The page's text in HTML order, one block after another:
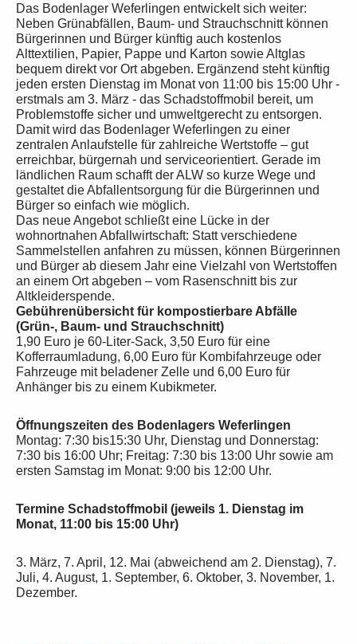
Das Bodenlager Weferlingen entwickelt sich weiter:
Neben Grünabfällen, Baum- und Strauchschnitt können
Bürgerinnen und Bürger künftig auch kostenlos
Alttextilien, Papier, Pappe und Karton sowie Altglas
bequem direkt vor Ort abgeben. Ergänzend steht künftig
jeden ersten Dienstag im Monat von 11:00 bis 15:00 Uhr -
erstmals am 3. März - das Schadstoffmobil bereit, um
Problemstoffe sicher und umweltgerecht zu entsorgen.
Damit wird das Bodenlager Weferlingen zu einer
zentralen Anlaufstelle für zahlreiche Wertstoffe – gut
erreichbar, bürgernah und serviceorientiert. Gerade im
ländlichen Raum schafft der ALW so kurze Wege und
gestaltet die Abfallentsorgung für die Bürgerinnen und
Bürger so einfach wie möglich.
Das neue Angebot schließt eine Lücke in der
wohnortnahen Abfallwirtschaft: Statt verschiedene
Sammelstellen anfahren zu müssen, können Bürgerinnen
und Bürger ab diesem Jahr eine Vielzahl von Wertstoffen
an einem Ort abgeben – vom Rasenschnitt bis zur
Altkleiderspende.
Gebührenübersicht für kompostierbare Abfälle
(Grün-, Baum- und Strauchschnitt)
1,90 Euro je 60-Liter-Sack, 3,50 Euro für eine
Kofferraumladung, 6,00 Euro für Kombifahrzeuge oder
Fahrzeuge mit beladener Zelle und 6,00 Euro für
Anhänger bis zu einem Kubikmeter.
Öffnungszeiten des Bodenlagers Weferlingen
Montag: 7:30 bis15:30 Uhr, Dienstag und Donnerstag:
7:30 bis 16:00 Uhr; Freitag: 7:30 bis 13:00 Uhr sowie am
ersten Samstag im Monat: 9:00 bis 12:00 Uhr.
Termine Schadstoffmobil (jeweils 1. Dienstag im
Monat, 11:00 bis 15:00 Uhr)
3. März, 7. April, 12. Mai (abweichend am 2. Dienstag), 7.
Juli, 4. August, 1. September, 6. Oktober, 3. November, 1.
Dezember.